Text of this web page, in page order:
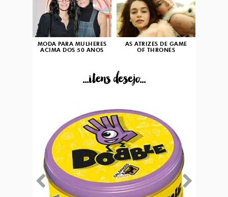
MODA PARA MULHERES
ACIMA DOS 50 ANOS
AS ATRIZES DE GAME
OF THRONES
...itens desejo...